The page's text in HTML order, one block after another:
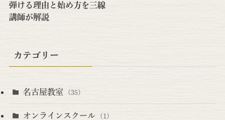
弾ける理由と始め方を三線
講師が解説
カテゴリー
名古屋教室 (35)
オンラインスクール (1)